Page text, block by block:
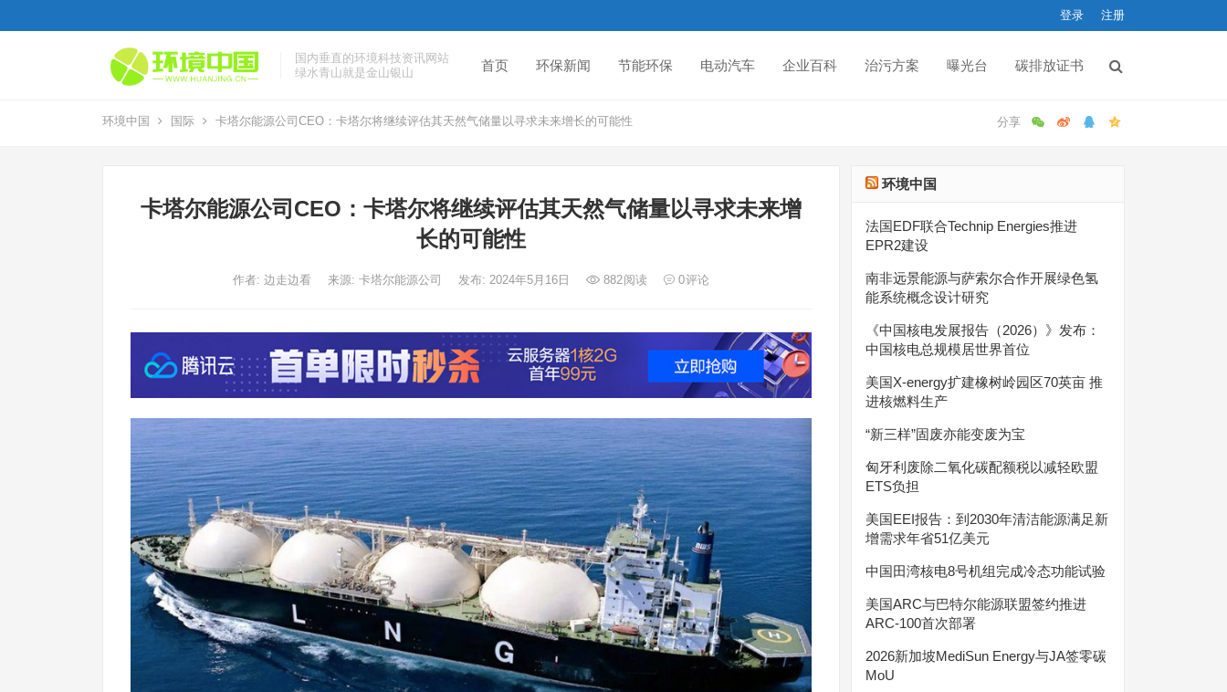
登录 注册
国内垂直的环境科技资讯网站
绿水青山就是金山银山
首页 环保新闻 节能环保 电动汽车 企业百科 治污方案 曝光台 碳排放证书
环境中国 国际 卡塔尔能源公司CEO：卡塔尔将继续评估其天然气储量以寻求未来增长的可能性
卡塔尔能源公司CEO：卡塔尔将继续评估其天然气储量以寻求未来增
长的可能性
作者: 边走边看 来源: 卡塔尔能源公司 发布: 2024年5月16日 882阅读 0评论
环境中国
法国EDF联合Technip Energies推进
EPR2建设
南非远景能源与萨索尔合作开展绿色氢
能系统概念设计研究
《中国核电发展报告（2026）》发布：
中国核电总规模居世界首位
美国X-energy扩建橡树岭园区70英亩 推
进核燃料生产
“新三样”固废亦能变废为宝
匈牙利废除二氧化碳配额税以减轻欧盟
ETS负担
美国EEI报告：到2030年清洁能源满足新
增需求年省51亿美元
中国田湾核电8号机组完成冷态功能试验
美国ARC与巴特尔能源联盟签约推进
ARC-100首次部署
2026新加坡MediSun Energy与JA签零碳
MoU